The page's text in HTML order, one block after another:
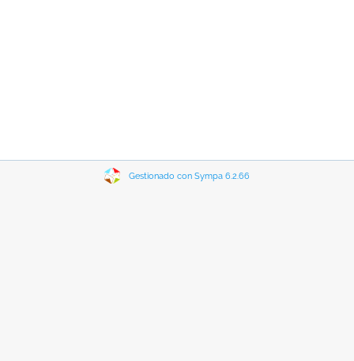
Gestionado con Sympa 6.2.66